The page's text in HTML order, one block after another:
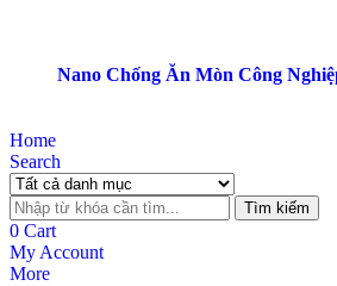
Nano Chống Ăn Mòn Công
Home
Search
Tìm kiếm
0 Cart
My Account
More